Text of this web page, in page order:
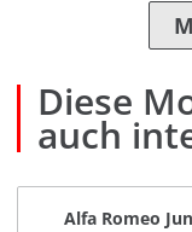
Diese
auch
Alfa Romeo